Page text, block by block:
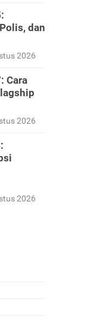
dan
2026
Cara
2026
2026